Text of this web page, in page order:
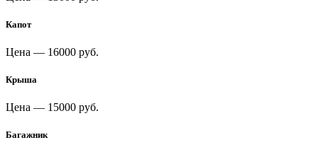
Капот
Цена — 16000 руб.
Крыша
Цена — 15000 руб.
Багажник